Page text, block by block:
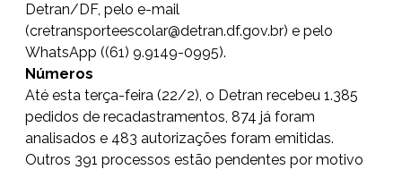
Detran/DF, pelo e-mail
(cretransporteescolar@detran.df.gov.br) e pelo
WhatsApp ((61) 9.9149-0995).
Números
Até esta terça-feira (22/2), o Detran recebeu 1.385
pedidos de recadastramentos, 874 já foram
analisados e 483 autorizações foram emitidas.
Outros 391 processos estão pendentes por motivo